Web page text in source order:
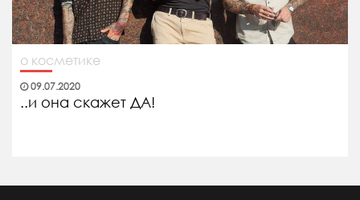
о косметике
09.07.2020
..и она скажет ДА!